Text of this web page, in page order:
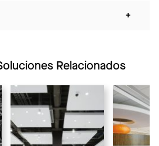
+
Relacionados